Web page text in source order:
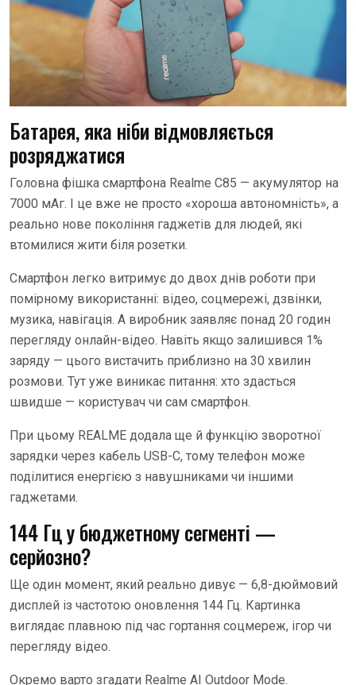
Батарея, яка ніби відмовляється
розряджатися
Головна фішка смартфона Realme C85 — акумулятор на
7000 мАг. І це вже не просто «хороша автономність», а
реально нове покоління гаджетів для людей, які
втомилися жити біля розетки.
Смартфон легко витримує до двох днів роботи при
помірному використанні: відео, соцмережі, дзвінки,
музика, навігація. А виробник заявляє понад 20 годин
перегляду онлайн-відео. Навіть якщо залишився 1%
заряду — цього вистачить приблизно на 30 хвилин
розмови. Тут уже виникає питання: хто здасться
швидше — користувач чи сам смартфон.
При цьому REALME додала ще й функцію зворотної
зарядки через кабель USB-C, тому телефон може
поділитися енергією з навушниками чи іншими
гаджетами.
144 Гц у бюджетному сегменті —
серйозно?
Ще один момент, який реально дивує — 6,8-дюймовий
дисплей із частотою оновлення 144 Гц. Картинка
виглядає плавною під час гортання соцмереж, ігор чи
перегляду відео.
Окремо варто згадати Realme AI Outdoor Mode.